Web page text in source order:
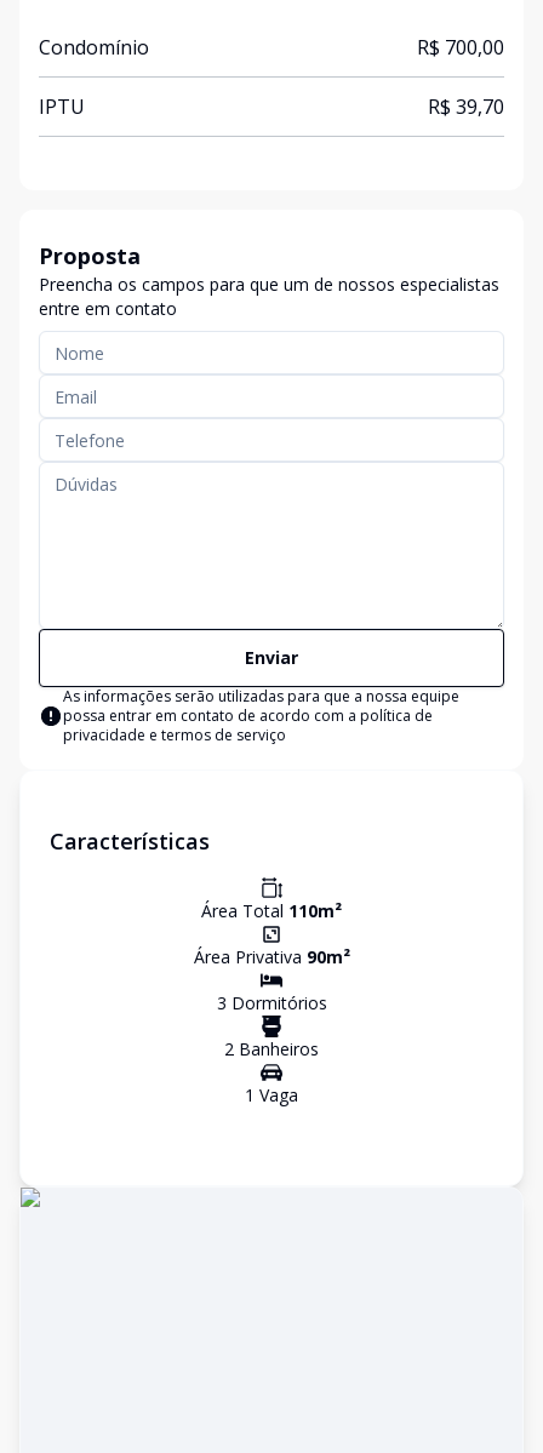
Condomínio R$ 700,00
IPTU R$ 39,70
Proposta
Preencha os campos para que um de nossos especialistas
entre em contato
Enviar
As informações serão utilizadas para que a nossa equipe
possa entrar em contato de acordo com a política de
privacidade e termos de serviço
Características
Área Total 110m²
Área Privativa 90m²
3 Dormitórios
2 Banheiros
1 Vaga